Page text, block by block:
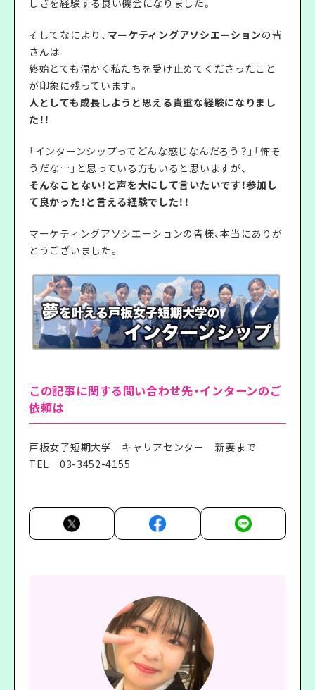
そしてなにより、 マーケティングアソシエーションの皆
さんは
終始とても温かく私たちを受け止めてくださったこと
が印象に残っています。
人としても成長しようと思える貴重な経験になりまし
た！！
「インターンシップってどんな感じなんだろう？」「怖そ
うだな…」と思っている方もいると思いますが、
そんなことない！と声を大にして言いたいです！参加し
て良かった！と言える経験でした！！
マーケティングアソシエーションの皆様、本当にありが
とうございました。
この記事に関する問い合わせ先・インターンのご
依頼は
戸板女子短期大学 キャリアセンター 新妻まで
TEL 03-3452-4155